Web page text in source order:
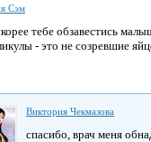
Сэм
тебе обзавестись
- это не созревшие
Виктория Чекмазова
спасибо, врач меня